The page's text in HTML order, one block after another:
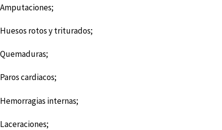
Amputaciones;
Huesos rotos y triturados;
Quemaduras;
Paros cardiacos;
Hemorragias internas;
Laceraciones;